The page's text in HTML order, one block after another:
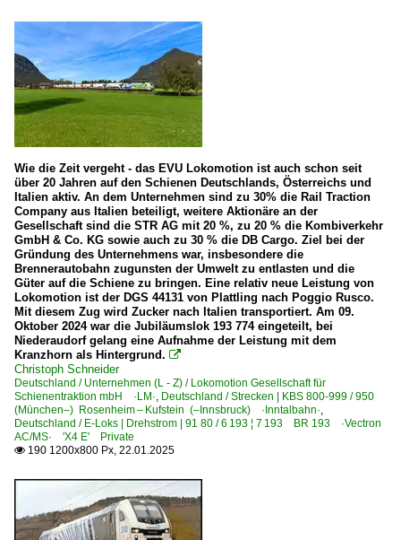
Wie die Zeit vergeht - das EVU Lokomotion ist auch schon seit
über 20 Jahren auf den Schienen Deutschlands, Österreichs und
Italien aktiv. An dem Unternehmen sind zu 30% die Rail Traction
Company aus Italien beteiligt, weitere Aktionäre an der
Gesellschaft sind die STR AG mit 20 %, zu 20 % die Kombiverkehr
GmbH & Co. KG sowie auch zu 30 % die DB Cargo. Ziel bei der
Gründung des Unternehmens war, insbesondere die
Brennerautobahn zugunsten der Umwelt zu entlasten und die
Güter auf die Schiene zu bringen. Eine relativ neue Leistung von
Lokomotion ist der DGS 44131 von Plattling nach Poggio Rusco.
Mit diesem Zug wird Zucker nach Italien transportiert. Am 09.
Oktober 2024 war die Jubiläumslok 193 774 eingeteilt, bei
Niederaudorf gelang eine Aufnahme der Leistung mit dem
Kranzhorn als Hintergrund. 
Christoph Schneider
Deutschland / Unternehmen (L - Z) / Lokomotion Gesellschaft für
Schienentraktion mbH ·LM·, Deutschland / Strecken | KBS 800-999 / 950
(München–) Rosenheim – Kufstein (–Innsbruck) ·Inntalbahn·,
Deutschland / E-Loks | Drehstrom | 91 80 / 6 193 ¦ 7 193 BR 193 ·Vectron
AC/MS· 'X4 E' Private
 190 1200x800 Px, 22.01.2025